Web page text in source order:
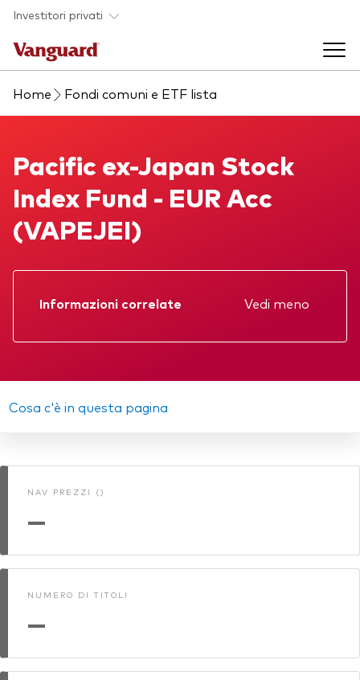
Skip to main content
Investitori privati
Prodotti di investimento
Prodotti
ETF
Azionario
Obbligazionario
Stile di gestione
Attiva
Passiva
La società
Back to main menu
Come investire
Home Fondi comuni e ETF lista
Pacific ex-Japan Stock Index Fund
Pacific ex-Japan Stock
Index Fund - EUR Acc
(VAPEJEI)
Informazioni correlate
Vedi meno
Prospetto
KID
Relazione semestrale
Cosa c'è in questa pagina
NAV PREZZI ()
—
NUMERO DI TITOLI
—